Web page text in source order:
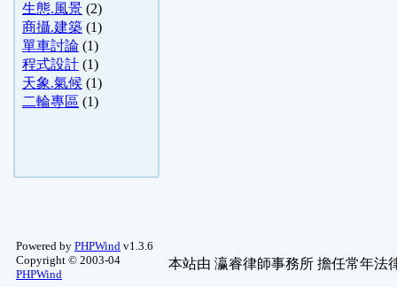
生態.風景 (2)
商攝.建築 (1)
單車討論 (1)
程式設計 (1)
天象.氣候 (1)
二輪專區 (1)
Powered by PHPWind v1.3.6
Copyright © 2003-04
PHPWind
本站由 瀛睿律師事務所 擔任常年法